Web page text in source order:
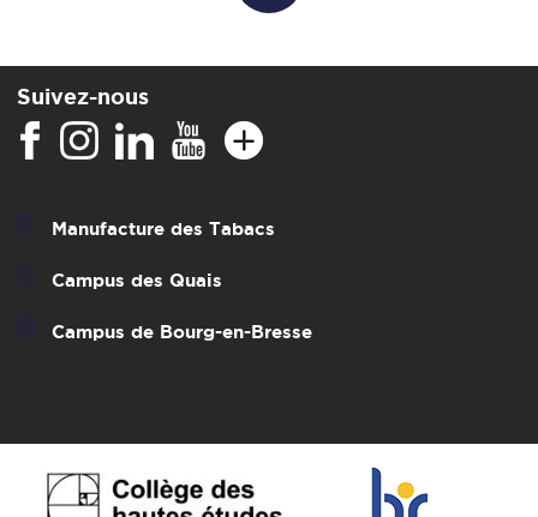
Suivez-nous
Manufacture des Tabacs
Campus des Quais
Campus de Bourg-en-Bresse